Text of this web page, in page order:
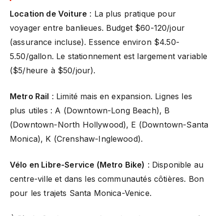
Location de Voiture : La plus pratique pour
voyager entre banlieues. Budget $60-120/jour
(assurance incluse). Essence environ $4.50-
5.50/gallon. Le stationnement est largement variable
($5/heure à $50/jour).
Metro Rail : Limité mais en expansion. Lignes les
plus utiles : A (Downtown-Long Beach), B
(Downtown-North Hollywood), E (Downtown-Santa
Monica), K (Crenshaw-Inglewood).
Vélo en Libre-Service (Metro Bike) : Disponible au
centre-ville et dans les communautés côtières. Bon
pour les trajets Santa Monica-Venice.